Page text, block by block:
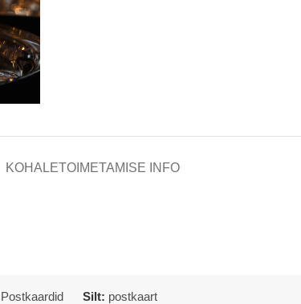
KOHALETOIMETAMISE INFO
Postkaardid Silt: postkaart